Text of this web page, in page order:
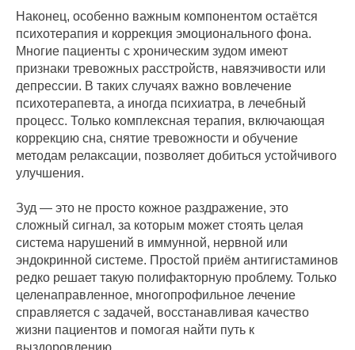
Наконец, особенно важным компонентом остаётся
психотерапия и коррекция эмоционального фона.
Многие пациенты с хроническим зудом имеют
признаки тревожных расстройств, навязчивости или
депрессии. В таких случаях важно вовлечение
психотерапевта, а иногда психиатра, в лечебный
процесс. Только комплексная терапия, включающая
коррекцию сна, снятие тревожности и обучение
методам релаксации, позволяет добиться устойчивого
улучшения.
Зуд — это не просто кожное раздражение, это
сложный сигнал, за которым может стоять целая
система нарушений в иммунной, нервной или
эндокринной системе. Простой приём антигистаминов
редко решает такую полифакторную проблему. Только
целенаправленное, многопрофильное лечение
справляется с задачей, восстанавливая качество
жизни пациентов и помогая найти путь к